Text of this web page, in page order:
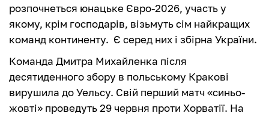
розпочнеться юнацьке Євро-2026, участь у
якому, крім господарів, візьмуть сім найкращих
команд континенту. Є серед них і збірна України.
Команда Дмитра Михайленка після
десятиденного збору в польському Кракові
вирушила до Уельсу. Свій перший матч «синьо-
жовті» проведуть 29 червня проти Хорватії. На